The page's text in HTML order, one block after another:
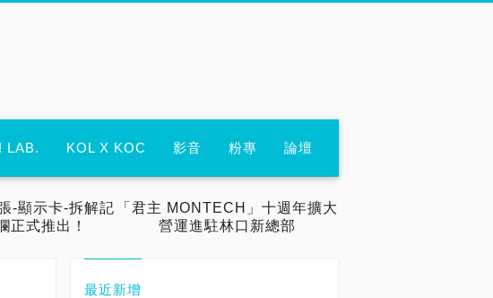
LAB. KOL X KOC 影音 粉專 論壇
-顯示卡-拆解記
正式推出！
「君主 MONTECH」十週年擴大
營運進駐林口新總部
最近新增